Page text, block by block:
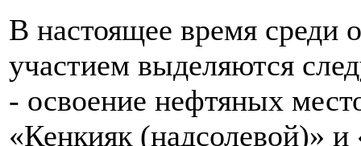
В настоящее время среди
участием выделяются
- освоение нефтяных
«Кенкияк (надсолевой)»